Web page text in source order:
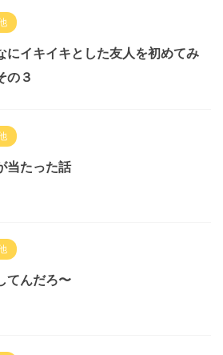
にイキイキとした友人を初めてみ
の３
当たった話
てんだろ〜